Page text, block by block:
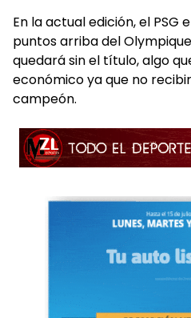
En la actual edición, el PSG
puntos arriba del
quedará sin el título, algo
económico ya que no
campeón.